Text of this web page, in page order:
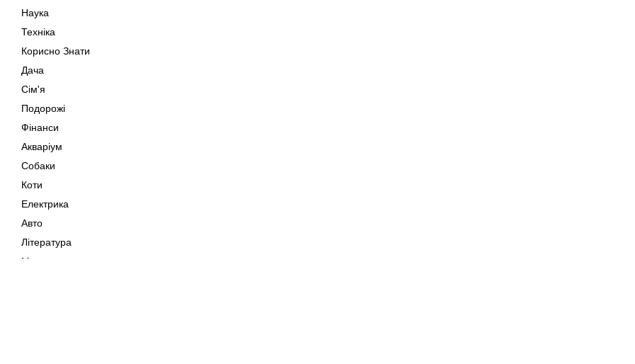
Наука
Техніка
Корисно Знати
Дача
Сім'я
Подорожі
Фінанси
Акваріум
Собаки
Коти
Електрика
Авто
Література
Музика